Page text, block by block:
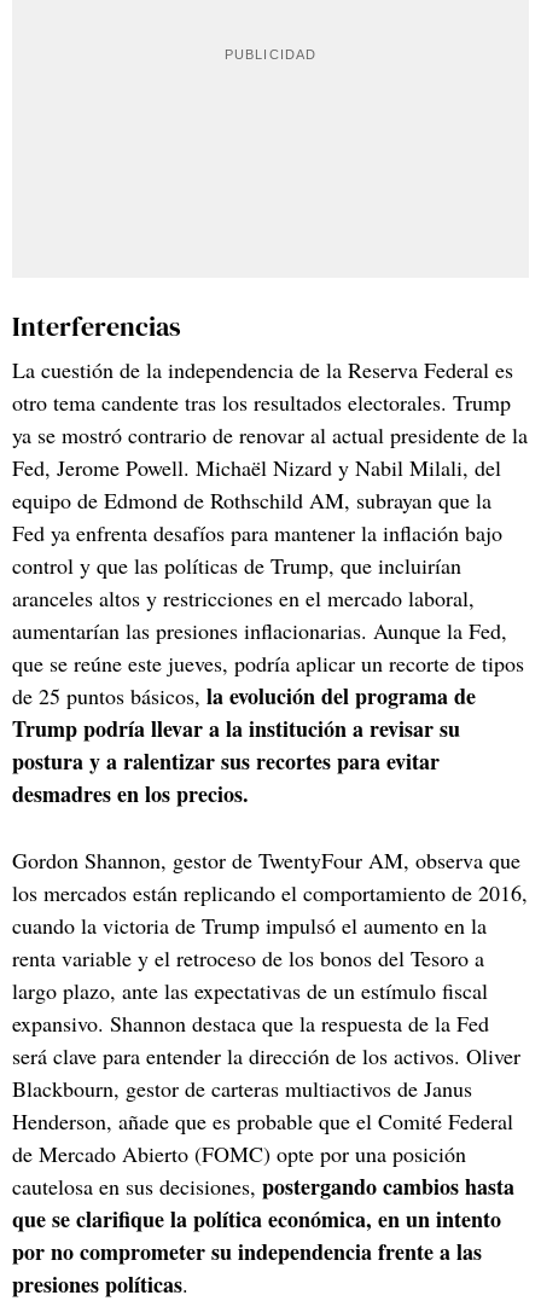
Interferencias
La cuestión de la independencia de la Reserva Federal es
otro tema candente tras los resultados electorales. Trump
ya se mostró contrario de renovar al actual presidente de la
Fed, Jerome Powell. Michaël Nizard y Nabil Milali, del
equipo de Edmond de Rothschild AM, subrayan que la
Fed ya enfrenta desafíos para mantener la inflación bajo
control y que las políticas de Trump, que incluirían
aranceles altos y restricciones en el mercado laboral,
aumentarían las presiones inflacionarias. Aunque la Fed,
que se reúne este jueves, podría aplicar un recorte de tipos
de 25 puntos básicos, la evolución del programa de
Trump podría llevar a la institución a revisar su
postura y a ralentizar sus recortes para evitar
desmadres en los precios.
Gordon Shannon, gestor de TwentyFour AM, observa que
los mercados están replicando el comportamiento de 2016,
cuando la victoria de Trump impulsó el aumento en la
renta variable y el retroceso de los bonos del Tesoro a
largo plazo, ante las expectativas de un estímulo fiscal
expansivo. Shannon destaca que la respuesta de la Fed
será clave para entender la dirección de los activos. Oliver
Blackbourn, gestor de carteras multiactivos de Janus
Henderson, añade que es probable que el Comité Federal
de Mercado Abierto (FOMC) opte por una posición
cautelosa en sus decisiones, postergando cambios hasta
que se clarifique la política económica, en un intento
por no comprometer su independencia frente a las
presiones políticas.